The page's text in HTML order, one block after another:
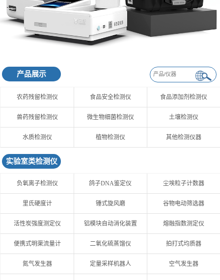
产品展示
农药残留检测仪 食品安全检测仪 食品添加剂检测仪
兽药残留检测仪 微生物细菌检测仪 土壤检测仪
水质检测仪 植物检测仪 其他检测仪器
实验室类检测仪
负氧离子检测仪 鸽子DNA鉴定仪 尘埃粒子计数器
里氏硬度计 锤式旋风磨 谷物电动筛选器
活性炭强度测定仪 铝模块自动消化装置 熔融指数测定仪
便携式明渠流量计 二氧化硫蒸馏仪 拍打式均质器
氮气发生器 定量采样机器人 空气发生器